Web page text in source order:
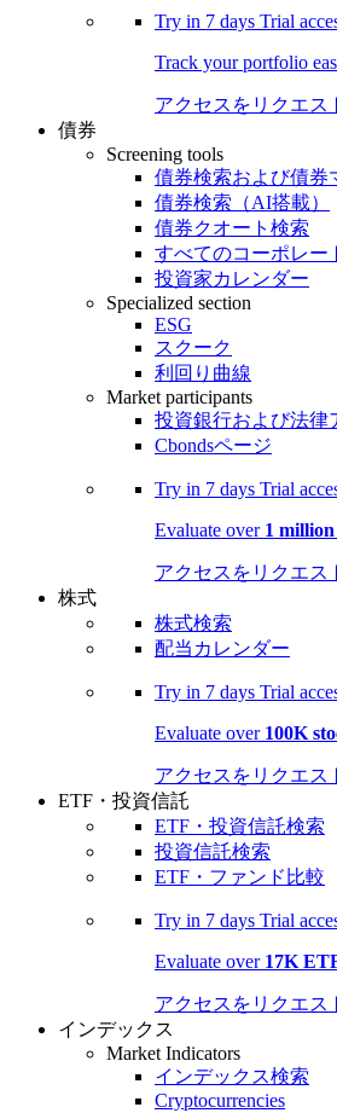
Try in 7 days Trial
Track your portfolio
アクセスをリクエス
債券
Screening tools
債券検索および債券
債券検索（AI搭載）
債券クオート検索
すべてのコーポレー
投資家カレンダー
Specialized section
ESG
スクーク
利回り曲線
Market participants
投資銀行および法律
Cbondsページ
Try in 7 days Trial
Evaluate over 1
アクセスをリクエス
株式
株式検索
配当カレンダー
Try in 7 days Trial
Evaluate over 100K
アクセスをリクエス
ETF・投資信託
ETF・投資信託検索
投資信託検索
ETF・ファンド比較
Try in 7 days Trial
Evaluate over 17K
アクセスをリクエス
インデックス
Market Indicators
インデックス検索
Cryptocurrencies